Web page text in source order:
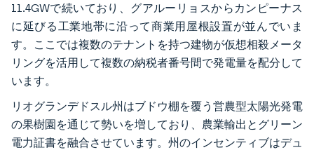
11.4GWで続いており、グアルーリョスからカンピーナス
に延びる工業地帯に沿って商業用屋根設置が並んでいま
す。ここでは複数のテナントを持つ建物が仮想相殺メータ
リングを活用して複数の納税者番号間で発電量を配分して
います。
リオグランデドスル州はブドウ棚を覆う営農型太陽光発電
の果樹園を通じて勢いを増しており、農業輸出とグリーン
電力証書を融合させています。州のインセンティブはデュ